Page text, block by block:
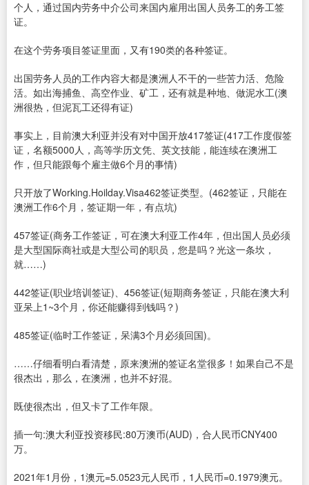
个人，通过国内劳务中介公司来国内雇用出国人员务工的务工签
证。
在这个劳务项目签证里面，又有190类的各种签证。
出国劳务人员的工作内容大都是澳洲人不干的一些苦力活、危险
活。如出海捕鱼、高空作业、矿工，还有就是种地、做泥水工(澳
洲很热，但泥瓦工还得有证)
事实上，目前澳大利亚并没有对中国开放417签证(417工作度假签
证，名额5000人，高等学历文凭、英文技能，能连续在澳洲工
作，但只能跟每个雇主做6个月的事情)
只开放了Working.Hoilday.Visa462签证类型。(462签证，只能在
澳洲工作6个月，签证期一年，有点坑)
457签证(商务工作签证，可在澳大利亚工作4年，但出国人员必须
是大型国际商社或是大型公司的职员，您是吗？光这一条坎，
就……)
442签证(职业培训签证)、456签证(短期商务签证，只能在澳大利
亚呆上1~3个月，你还能赚得到钱吗？)
485签证(临时工作签证，呆满3个月必须回国)。
……仔细看明白看清楚，原来澳洲的签证名堂很多！如果自己不是
很杰出，那么，在澳洲，也并不好混。
既使很杰出，但又卡了工作年限。
插一句:澳大利亚投资移民:80万澳币(AUD)，合人民币CNY400
万。
2021年1月份，1澳元=5.0523元人民币，1人民币=0.1979澳元。